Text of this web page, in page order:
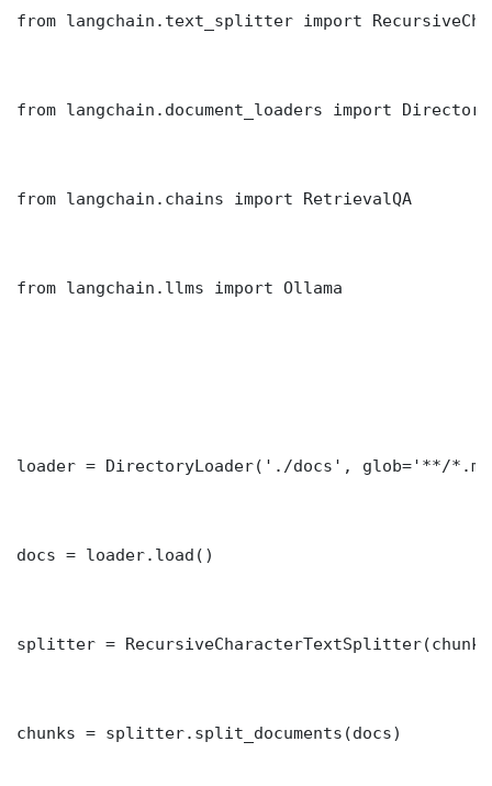
from langchain.text_splitter import
from langchain.document_loaders import
from langchain.chains import RetrievalQA
from langchain.llms import Ollama
loader = DirectoryLoader('./docs', glob='**/
docs = loader.load()
splitter =
chunks = splitter.split_documents(docs)